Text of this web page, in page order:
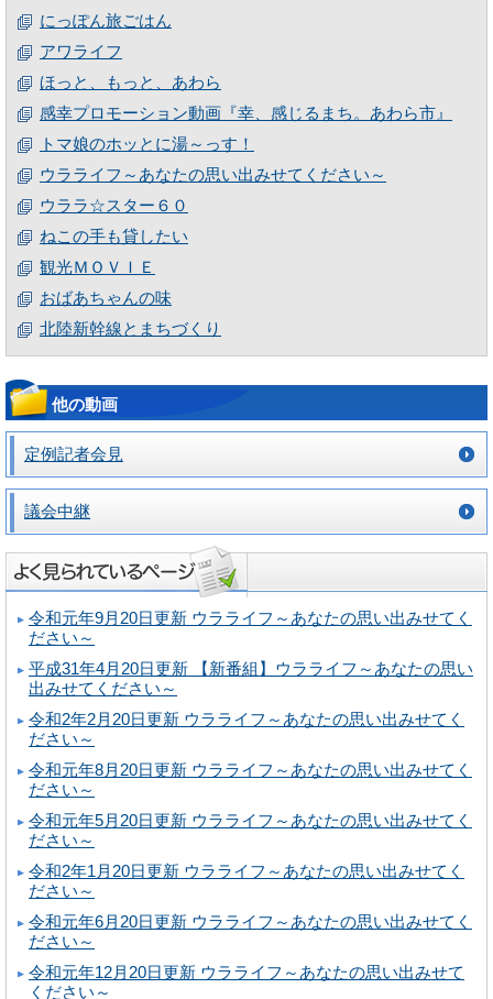
にっぽん旅ごはん
アワライフ
ほっと、もっと、あわら
感幸プロモーション動画『幸、感じるまち。あわら市』
トマ娘のホッとに湯～っす！
ウラライフ～あなたの思い出みせてください～
ウララ☆スター６０
ねこの手も貸したい
観光ＭＯＶＩＥ
おばあちゃんの味
北陸新幹線とまちづくり
他の動画
定例記者会見
議会中継
令和元年9月20日更新 ウラライフ～あなたの思い出みせてく
ださい～
平成31年4月20日更新 【新番組】ウラライフ～あなたの思い
出みせてください～
令和2年2月20日更新 ウラライフ～あなたの思い出みせてく
ださい～
令和元年8月20日更新 ウラライフ～あなたの思い出みせてく
ださい～
令和元年5月20日更新 ウラライフ～あなたの思い出みせてく
ださい～
令和2年1月20日更新 ウラライフ～あなたの思い出みせてく
ださい～
令和元年6月20日更新 ウラライフ～あなたの思い出みせてく
ださい～
令和元年12月20日更新 ウラライフ～あなたの思い出みせて
ください～